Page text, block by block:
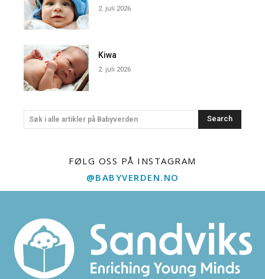
2. juli 2026
Kiwa
2. juli 2026
Søk i alle artikler på Babyverden Search
FØLG OSS PÅ INSTAGRAM
@BABYVERDEN.NO